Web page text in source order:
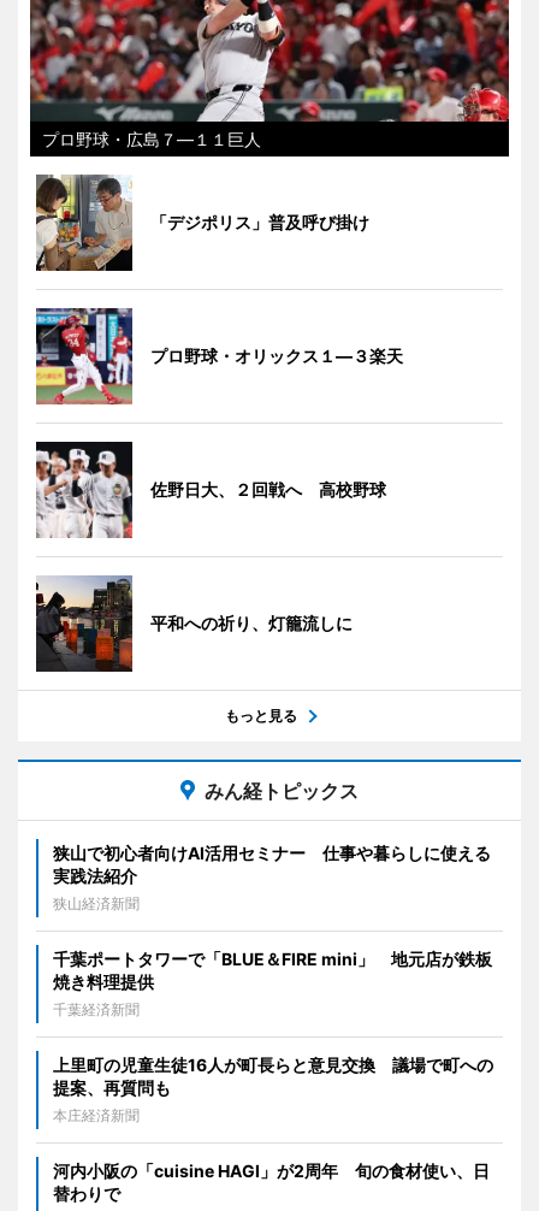
プロ野球・広島７―１１巨人
「デジポリス」普及呼び掛け
プロ野球・オリックス１―３楽天
佐野日大、２回戦へ 高校野球
平和への祈り、灯籠流しに
もっと見る
みん経トピックス
狭山で初心者向けAI活用セミナー 仕事や暮らしに使える
実践法紹介
狭山経済新聞
千葉ポートタワーで「BLUE＆FIRE mini」 地元店が鉄板
焼き料理提供
千葉経済新聞
上里町の児童生徒16人が町長らと意見交換 議場で町への
提案、再質問も
本庄経済新聞
河内小阪の「cuisine HAGI」が2周年 旬の食材使い、日
替わりで